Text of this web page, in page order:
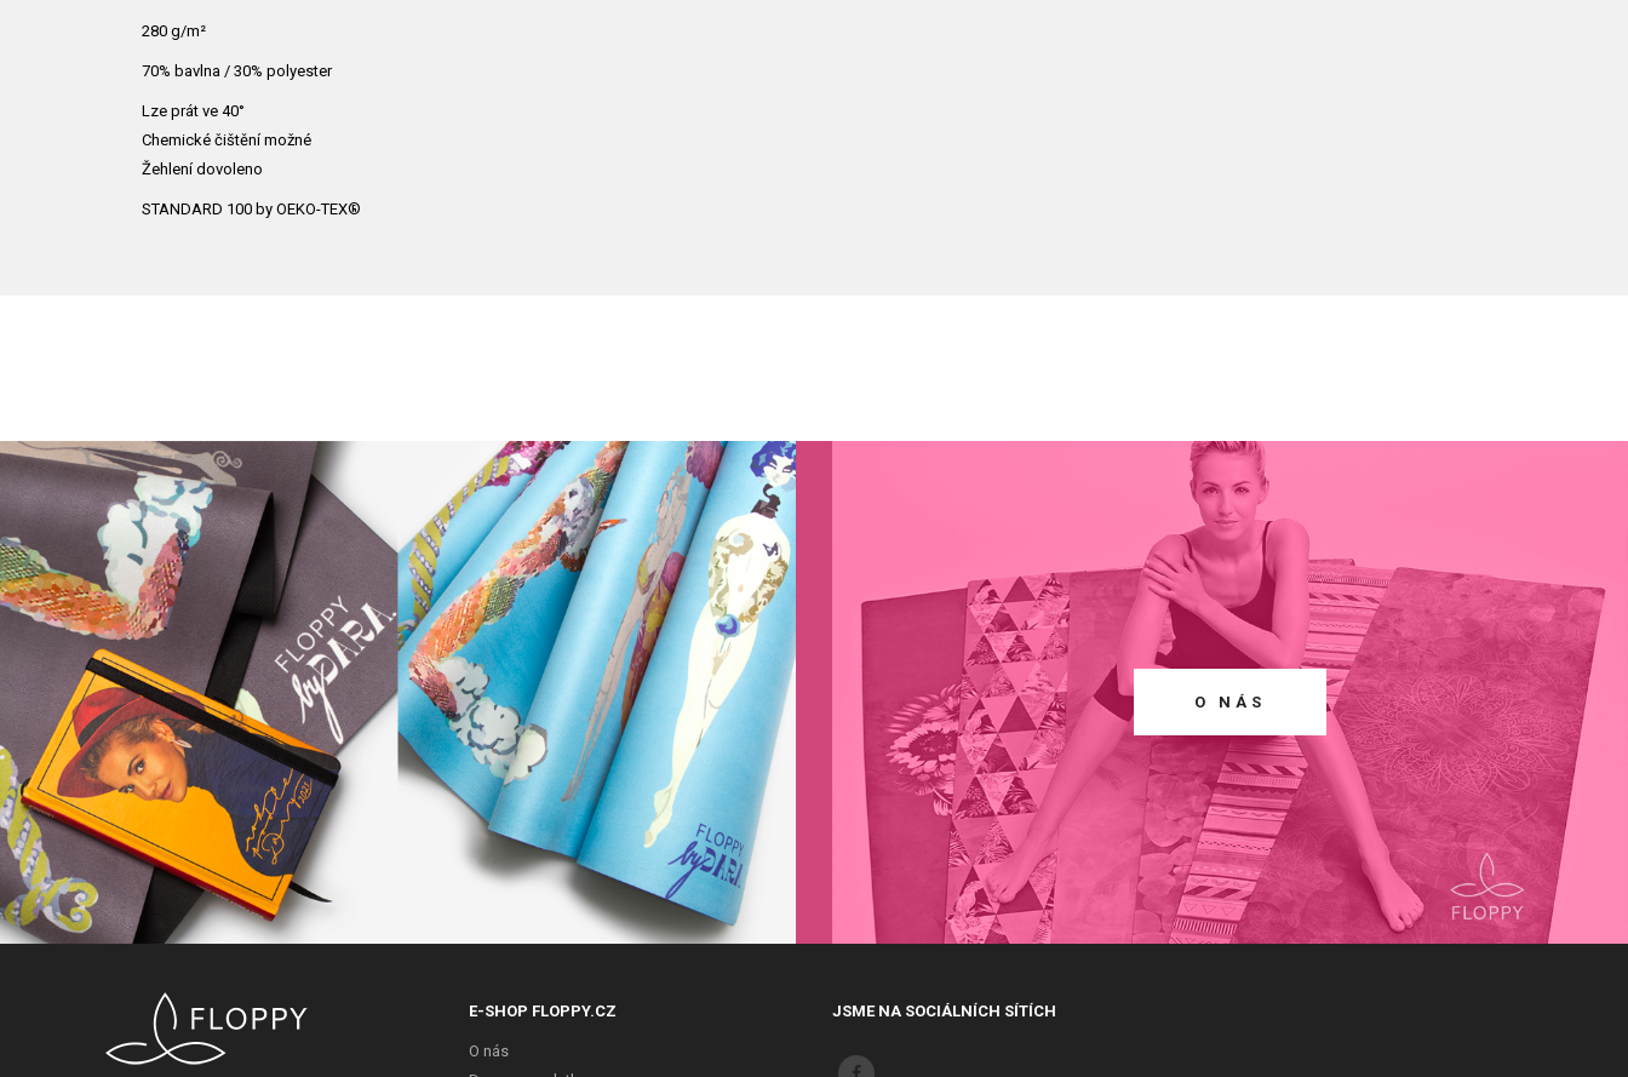
280 g/m²
70% bavlna / 30% polyester
Lze prát ve 40°
Chemické čištění možné
Žehlení dovoleno
STANDARD 100 by OEKO-TEX®
O NÁS
E-SHOP FLOPPY.CZ
O nás
JSME NA SOCIÁLNÍCH SÍTÍCH